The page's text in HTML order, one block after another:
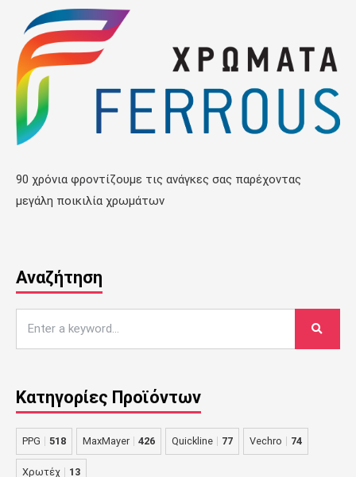
90 χρόνια φροντίζουμε τις ανάγκες σας παρέχοντας
μεγάλη ποικιλία χρωμάτων
Αναζήτηση
Κατηγορίες Προϊόντων
PPG 518 MaxMayer 426 Quickline 77 Vechro 74
Χρωτέχ 13